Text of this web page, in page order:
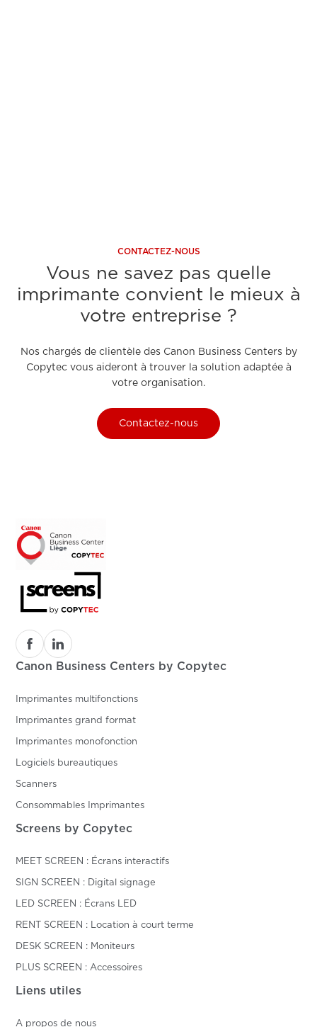
CONTACTEZ-NOUS
Vous ne savez pas quelle
imprimante convient le mieux à
votre entreprise ?
Nos chargés de clientèle des Canon Business Centers by
Copytec vous aideront à trouver la solution adaptée à
votre organisation.
Contactez-nous
Canon Business Centers by Copytec
Imprimantes multifonctions
Imprimantes grand format
Imprimantes monofonction
Logiciels bureautiques
Scanners
Consommables Imprimantes
Screens by Copytec
MEET SCREEN : Écrans interactifs
SIGN SCREEN : Digital signage
LED SCREEN : Écrans LED
RENT SCREEN : Location à court terme
DESK SCREEN : Moniteurs
PLUS SCREEN : Accessoires
Liens utiles
A propos de nous